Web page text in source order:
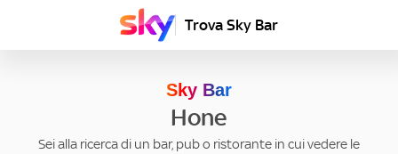
Trova Sky Bar
Sky Bar
Hone
Sei alla ricerca di un bar, pub o ristorante in cui vedere le